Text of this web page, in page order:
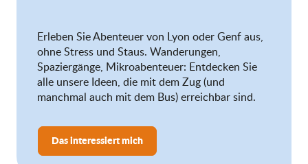
Erleben Sie Abenteuer von Lyon oder Genf aus,
ohne Stress und Staus. Wanderungen,
Spaziergänge, Mikroabenteuer: Entdecken Sie
alle unsere Ideen, die mit dem Zug (und
manchmal auch mit dem Bus) erreichbar sind.
Das interessiert mich